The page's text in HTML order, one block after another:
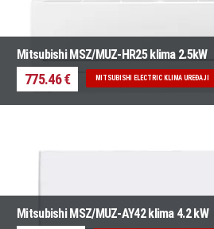
Mitsubishi MSZ/MUZ-HR25 klima 2.5kW
775.46 € MITSUBISHI ELECTRIC KLIMA UREĐAJI
Mitsubishi MSZ/MUZ-AY42 klima 4.2 kW